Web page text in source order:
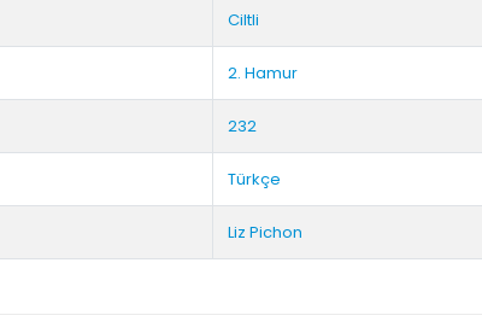
Ciltli
2. Hamur
232
Türkçe
Liz Pichon